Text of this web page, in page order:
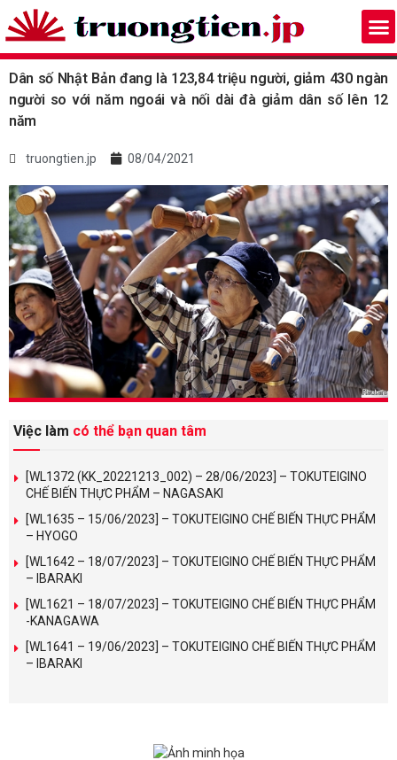
Dân số Nhật Bản đang là 123,84 triệu người, giảm 430 ngàn
người so với năm ngoái và nối dài đà giảm dân số lên 12
năm
truongtien.jp 08/04/2021
Việc làm có thể bạn quan tâm
[WL1372 (KK_20221213_002) – 28/06/2023] – TOKUTEIGINO
CHẾ BIẾN THỰC PHẨM – NAGASAKI
[WL1635 – 15/06/2023] – TOKUTEIGINO CHẾ BIẾN THỰC PHẨM
– HYOGO
[WL1642 – 18/07/2023] – TOKUTEIGINO CHẾ BIẾN THỰC PHẨM
– IBARAKI
[WL1621 – 18/07/2023] – TOKUTEIGINO CHẾ BIẾN THỰC PHẨM
-KANAGAWA
[WL1641 – 19/06/2023] – TOKUTEIGINO CHẾ BIẾN THỰC PHẨM
– IBARAKI